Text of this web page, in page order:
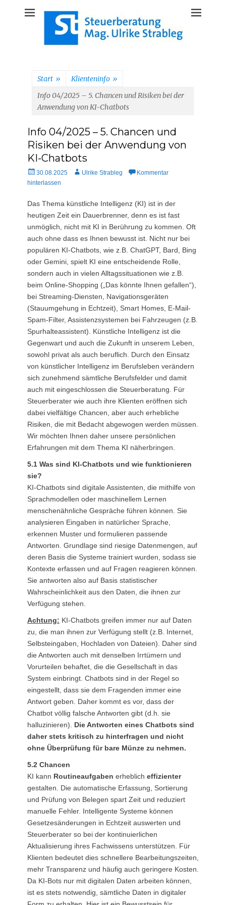
Start » Klienteninfo »
Info 04/2025 – 5. Chancen und Risiken bei der
Anwendung von KI-Chatbots
Info 04/2025 – 5. Chancen und
Risiken bei der Anwendung von
KI-Chatbots
Veröffentlicht
am
30.08.2025 AutorUlrike Strableg
Kommentar
hinterlassen
Das Thema künstliche Intelligenz (KI) ist in der
heutigen Zeit ein Dauerbrenner, denn es ist fast
unmöglich, nicht mit KI in Berührung zu kommen. Oft
auch ohne dass es Ihnen bewusst ist. Nicht nur bei
populären KI-Chatbots, wie z.B. ChatGPT, Bard, Bing
oder Gemini, spielt KI eine entscheidende Rolle,
sondern auch in vielen Alltagssituationen wie z.B.
beim Online-Shopping („Das könnte Ihnen gefallen“),
bei Streaming-Diensten, Navigationsgeräten
(Stauumgehung in Echtzeit), Smart Homes, E-Mail-
Spam-Filter, Assistenzsystemen bei Fahrzeugen (z.B.
Spurhalteassistent). Künstliche Intelligenz ist die
Gegenwart und auch die Zukunft in unserem Leben,
sowohl privat als auch beruflich. Durch den Einsatz
von künstlicher Intelligenz im Berufsleben verändern
sich zunehmend sämtliche Berufsfelder und damit
auch mit eingeschlossen die Steuerberatung. Für
Steuerberater wie auch ihre Klienten eröffnen sich
dabei vielfältige Chancen, aber auch erhebliche
Risiken, die mit Bedacht abgewogen werden müssen.
Wir möchten Ihnen daher unsere persönlichen
Erfahrungen mit dem Thema KI näherbringen.
5.1 Was sind KI-Chatbots und wie funktionieren
sie?
KI-Chatbots sind digitale Assistenten, die mithilfe von
Sprachmodellen oder maschinellem Lernen
menschenähnliche Gespräche führen können. Sie
analysieren Eingaben in natürlicher Sprache,
erkennen Muster und formulieren passende
Antworten. Grundlage sind riesige Datenmengen, auf
deren Basis die Systeme trainiert wurden, sodass sie
Kontexte erfassen und auf Fragen reagieren können.
Sie antworten also auf Basis statistischer
Wahrscheinlichkeit aus den Daten, die ihnen zur
Verfügung stehen.
Achtung: KI-Chatbots greifen immer nur auf Daten
zu, die man ihnen zur Verfügung stellt (z.B. Internet,
Selbsteingaben, Hochladen von Dateien). Daher sind
die Antworten auch mit denselben Irrtümern und
Vorurteilen behaftet, die die Gesellschaft in das
System einbringt. Chatbots sind in der Regel so
eingestellt, dass sie dem Fragenden immer eine
Antwort geben. Daher kommt es vor, dass der
Chatbot völlig falsche Antworten gibt (d.h. sie
halluzinieren). Die Antworten eines Chatbots sind
daher stets kritisch zu hinterfragen und nicht
ohne Überprüfung für bare Münze zu nehmen.
5.2 Chancen
KI kann Routineaufgaben erheblich effizienter
gestalten. Die automatische Erfassung, Sortierung
und Prüfung von Belegen spart Zeit und reduziert
manuelle Fehler. Intelligente Systeme können
Gesetzesänderungen in Echtzeit auswerten und
Steuerberater so bei der kontinuierlichen
Aktualisierung ihres Fachwissens unterstützen. Für
Klienten bedeutet dies schnellere Bearbeitungszeiten,
mehr Transparenz und häufig auch geringere Kosten.
Da KI-Bots nur mit digitalen Daten arbeiten können,
ist es stets notwendig, sämtliche Daten in digitaler